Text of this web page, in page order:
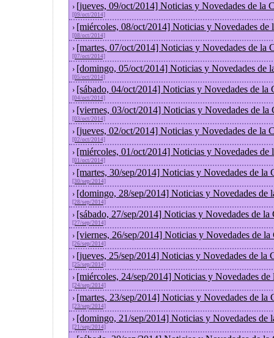
› [jueves, 09/oct/2014] Noticias y Novedades de la
[09/oct/2014]
› [miércoles, 08/oct/2014] Noticias y Novedades de
[08/oct/2014]
› [martes, 07/oct/2014] Noticias y Novedades de la
[07/oct/2014]
› [domingo, 05/oct/2014] Noticias y Novedades de
[05/oct/2014]
› [sábado, 04/oct/2014] Noticias y Novedades de la
[04/oct/2014]
› [viernes, 03/oct/2014] Noticias y Novedades de la
[03/oct/2014]
› [jueves, 02/oct/2014] Noticias y Novedades de la
[02/oct/2014]
› [miércoles, 01/oct/2014] Noticias y Novedades de
[01/oct/2014]
› [martes, 30/sep/2014] Noticias y Novedades de la
[30/sep/2014]
› [domingo, 28/sep/2014] Noticias y Novedades de
[28/sep/2014]
› [sábado, 27/sep/2014] Noticias y Novedades de la
[27/sep/2014]
› [viernes, 26/sep/2014] Noticias y Novedades de la
[26/sep/2014]
› [jueves, 25/sep/2014] Noticias y Novedades de la
[25/sep/2014]
› [miércoles, 24/sep/2014] Noticias y Novedades de
[24/sep/2014]
› [martes, 23/sep/2014] Noticias y Novedades de la
[23/sep/2014]
› [domingo, 21/sep/2014] Noticias y Novedades de
[21/sep/2014]